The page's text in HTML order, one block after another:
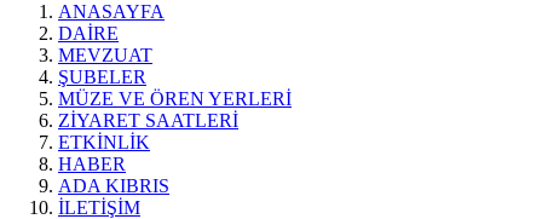
ANASAYFA
DAİRE
MEVZUAT
ŞUBELER
MÜZE VE ÖREN YERLERİ
ZİYARET SAATLERİ
ETKİNLİK
HABER
ADA KIBRIS
İLETİŞİM